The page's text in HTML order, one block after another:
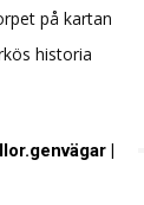
på kartan
historia
|